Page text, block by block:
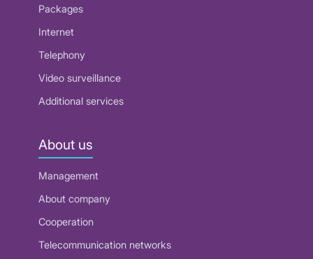
Packages
Internet
Telephony
Video surveillance
Additional services
About us
Management
About company
Cooperation
Telecommunication networks